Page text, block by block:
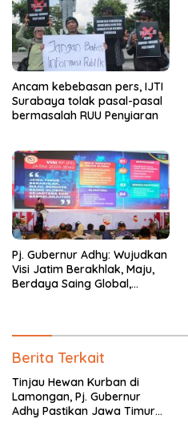
Ancam kebebasan pers, IJTI
Surabaya tolak pasal-pasal
bermasalah RUU Penyiaran
Pj. Gubernur Adhy: Wujudkan
Visi Jatim Berakhlak, Maju,
Berdaya Saing Global,
Berita Terkait
Tinjau Hewan Kurban di
Lamongan, Pj. Gubernur
Adhy Pastikan Jawa Timur